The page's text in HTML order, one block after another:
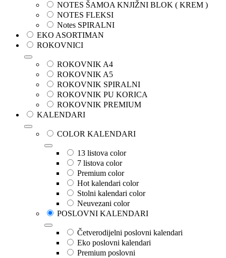
NOTES ŠAMOA KNJIŽNI BLOK ( KREM )
NOTES FLEKSI
Notes SPIRALNI
EKO ASORTIMAN
ROKOVNICI
ROKOVNIK A4
ROKOVNIK A5
ROKOVNIK SPIRALNI
ROKOVNIK PU KORICA
ROKOVNIK PREMIUM
KALENDARI
COLOR KALENDARI
13 listova color
7 listova color
Premium color
Hot kalendari color
Stolni kalendari color
Neuvezani color
POSLOVNI KALENDARI
Četverodijelni poslovni kalendari
Eko poslovni kalendari
Premium poslovni